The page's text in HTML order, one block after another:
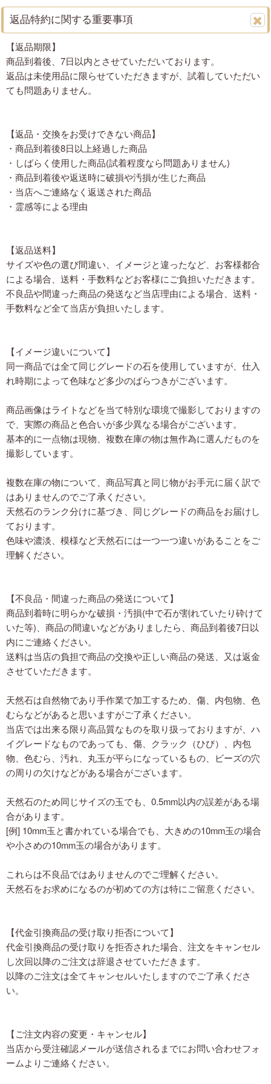
返品特約に関する重要事項
【返品期限】
商品到着後、7日以内とさせていただいております。
返品は未使用品に限らせていただきますが、試着していただい
ても問題ありません。
【返品・交換をお受けできない商品】
・商品到着後8日以上経過した商品
・しばらく使用した商品(試着程度なら問題ありません)
・商品到着後や返送時に破損や汚損が生じた商品
・当店へご連絡なく返送された商品
・霊感等による理由
【返品送料】
サイズや色の選び間違い、イメージと違ったなど、お客様都合
による場合、送料・手数料などお客様にご負担いただきます。
不良品や間違った商品の発送など当店理由による場合、送料・
手数料など全て当店が負担いたします。
【イメージ違いについて】
同一商品では全て同じグレードの石を使用していますが、仕入
れ時期によって色味など多少のばらつきがございます。
商品画像はライトなどを当て特別な環境で撮影しておりますの
で、実際の商品と色合いが多少異なる場合がございます。
基本的に一点物は現物、複数在庫の物は無作為に選んだものを
撮影しています。
複数在庫の物について、商品写真と同じ物がお手元に届く訳で
はありませんのでご了承ください。
天然石のランク分けに基づき、同じグレードの商品をお届けし
ております。
色味や濃淡、模様など天然石には一つ一つ違いがあることをご
理解ください。
【不良品・間違った商品の発送について】
商品到着時に明らかな破損・汚損(中で石が割れていたり砕けて
いた等)、商品の間違いなどがありましたら、商品到着後7日以
内にご連絡ください。
送料は当店の負担で商品の交換や正しい商品の発送、又は返金
させていただきます。
天然石は自然物であり手作業で加工するため、傷、内包物、色
むらなどがあると思いますがご了承ください。
当店では出来る限り高品質なものを取り扱っておりますが、ハ
イグレードなものであっても、傷、クラック（ひび）、内包
物、色むら、汚れ、丸玉が平らになっているもの、ビーズの穴
の周りの欠けなどがある場合がございます。
天然石のため同じサイズの玉でも、0.5mm以内の誤差がある場
合があります。
[例] 10mm玉と書かれている場合でも、大きめの10mm玉の場合
や小さめの10mm玉の場合があります。
これらは不良品ではありませんのでご理解ください。
天然石をお求めになるのが初めての方は特にご留意ください。
【代金引換商品の受け取り拒否について】
代金引換商品の受け取りを拒否された場合、注文をキャンセル
し次回以降のご注文は辞退させていただきます。
以降のご注文は全てキャンセルいたしますのでご了承くださ
い。
【ご注文内容の変更・キャンセル】
当店から受注確認メールが送信されるまでにお問い合わせフォ
ームよりご連絡ください。